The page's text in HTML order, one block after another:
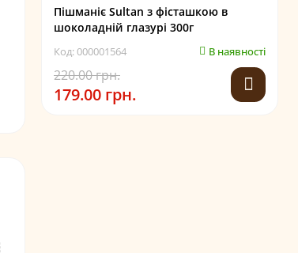
Пішманіє Sultan з фісташкою в
шоколадній глазурі 300г
Код: 000001564 В наявності
220.00 грн.
179.00 грн.